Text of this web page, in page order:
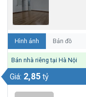
Hình ảnh Bản đồ
Bán nhà riêng tại Hà Nội
Giá: 2,85 tỷ